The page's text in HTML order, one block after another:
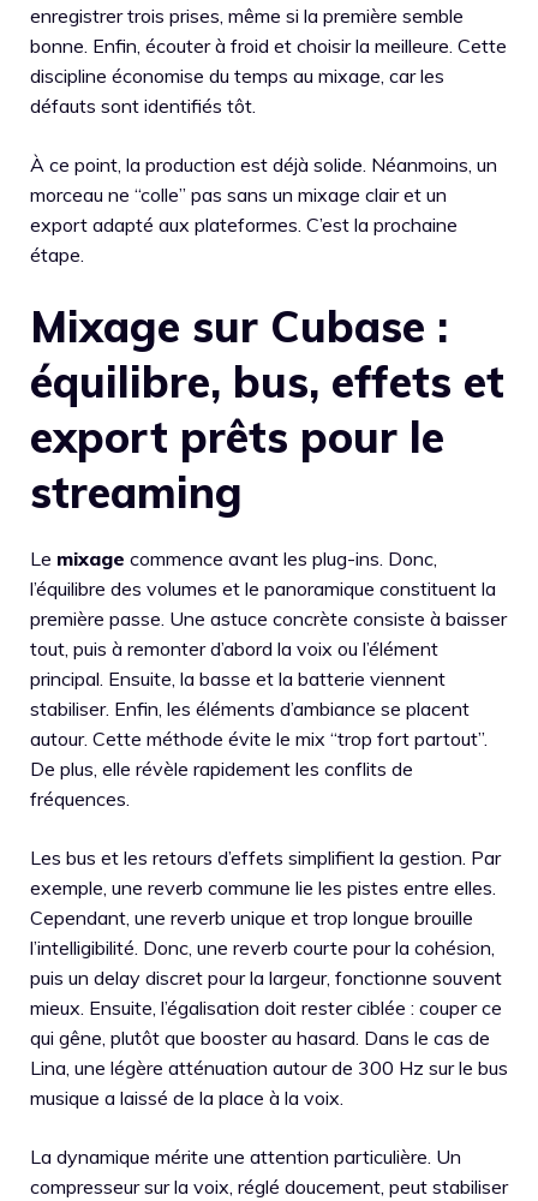
enregistrer trois prises, même si la première semble
bonne. Enfin, écouter à froid et choisir la meilleure. Cette
discipline économise du temps au mixage, car les
défauts sont identifiés tôt.
À ce point, la production est déjà solide. Néanmoins, un
morceau ne “colle” pas sans un mixage clair et un
export adapté aux plateformes. C’est la prochaine
étape.
Mixage sur Cubase :
équilibre, bus, effets et
export prêts pour le
streaming
Le mixage commence avant les plug-ins. Donc,
l’équilibre des volumes et le panoramique constituent la
première passe. Une astuce concrète consiste à baisser
tout, puis à remonter d’abord la voix ou l’élément
principal. Ensuite, la basse et la batterie viennent
stabiliser. Enfin, les éléments d’ambiance se placent
autour. Cette méthode évite le mix “trop fort partout”.
De plus, elle révèle rapidement les conflits de
fréquences.
Les bus et les retours d’effets simplifient la gestion. Par
exemple, une reverb commune lie les pistes entre elles.
Cependant, une reverb unique et trop longue brouille
l’intelligibilité. Donc, une reverb courte pour la cohésion,
puis un delay discret pour la largeur, fonctionne souvent
mieux. Ensuite, l’égalisation doit rester ciblée : couper ce
qui gêne, plutôt que booster au hasard. Dans le cas de
Lina, une légère atténuation autour de 300 Hz sur le bus
musique a laissé de la place à la voix.
La dynamique mérite une attention particulière. Un
compresseur sur la voix, réglé doucement, peut stabiliser